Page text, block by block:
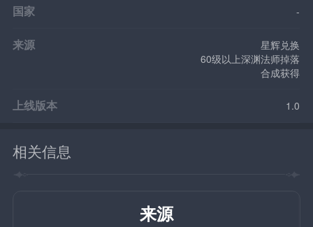
国家 -
来源
星辉兑换
60级以上深渊法师掉落
合成获得
上线版本 1.0
相关信息
来源